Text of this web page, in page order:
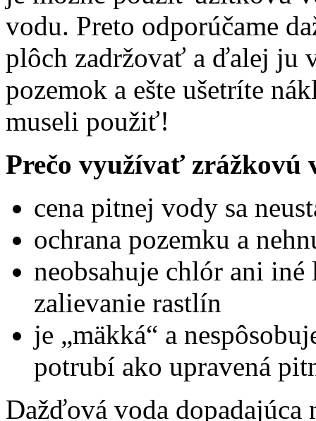
vodu. Preto odporúčame
plôch zadržovať a ďalej ju
pozemok a ešte ušetríte
museli použiť!
Prečo využívať zrážkovú
cena pitnej vody sa
ochrana pozemku a
neobsahuje chlór ani
zalievanie rastlín
je „mäkká“ a
potrubí ako upravená
Dažďová voda dopadajúca